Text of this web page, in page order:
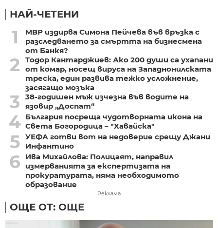
НАЙ-ЧЕТЕНИ
1
МВР издирва Симона Пейчева във връзка с
разследването за смъртта на бизнесмена
от Банкя?
2
Тодор Кантарджиев: Ако 200 души са ухапани
от комар, носещ вируса на Западнонилската
треска, един развива тежко усложнение,
засягащо мозъка
3
38-годишен мъж изчезна във водите на
язовир „Доспат“
4 България посреща чудотворната икона на
Света Богородица – "Хавайска"
5 УЕФА готви вот на недоверие срещу Джани
Инфантино
6
Ива Михайлова: Полицаят, направил
измерванията за експертизата на
прокуратурата, няма необходимото
образование
Реклама
ОЩЕ ОТ: ОЩЕ